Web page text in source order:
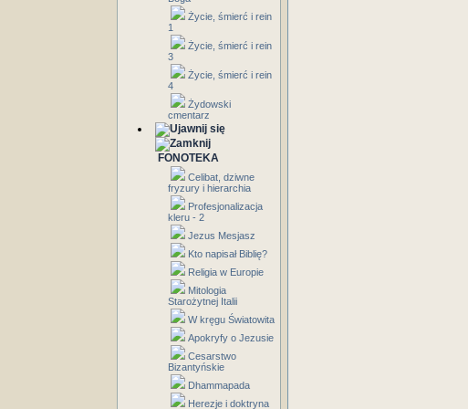
Życie, śmierć i rein
1
Życie, śmierć i rein
3
Życie, śmierć i rein
4
Żydowski
cmentarz
FONOTEKA
Celibat, dziwne
fryzury i hierarchia
Profesjonalizacja
kleru - 2
Jezus Mesjasz
Kto napisał Biblię?
Religia w Europie
Mitologia
Starożytnej Italii
W kręgu Światowita
Apokryfy o Jezusie
Cesarstwo
Bizantyńskie
Dhammapada
Herezje i doktryna